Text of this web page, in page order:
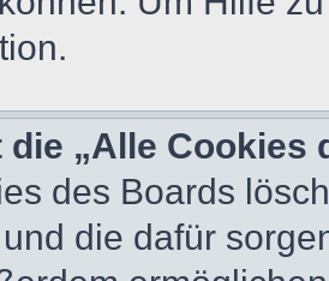
die „Alle
des Boards
die dafür